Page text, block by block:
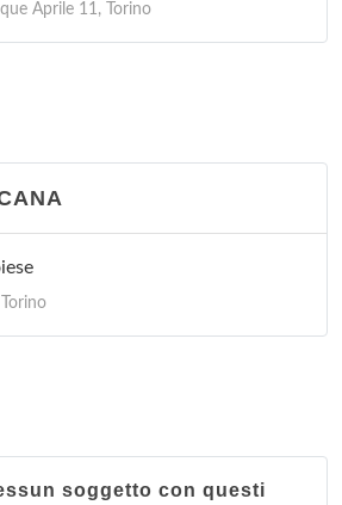
Aprile 11, Torino
soggetto con questi